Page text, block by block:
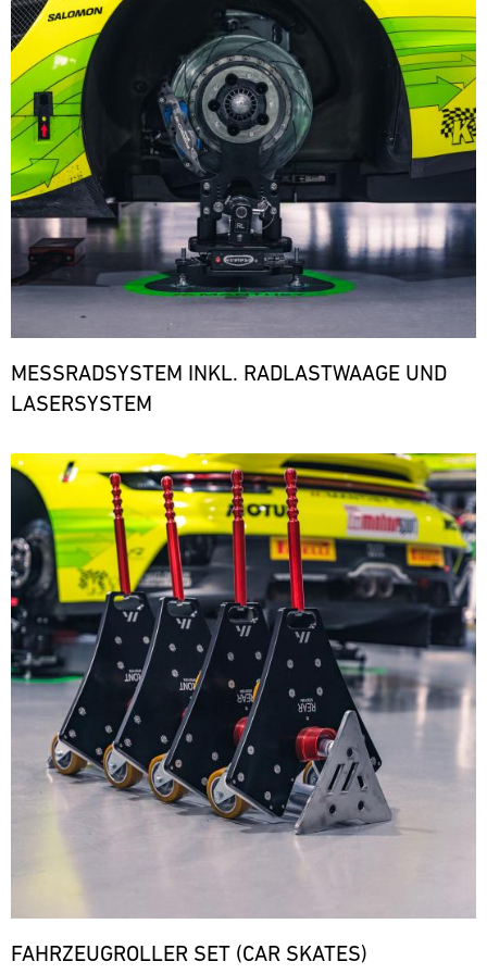
den
notwendigen
Ersatzteilen.
MESSRADSYSTEM INKL. RADLASTWAAGE UND
LASERSYSTEM
Bild
FAHRZEUGROLLER SET (CAR SKATES)